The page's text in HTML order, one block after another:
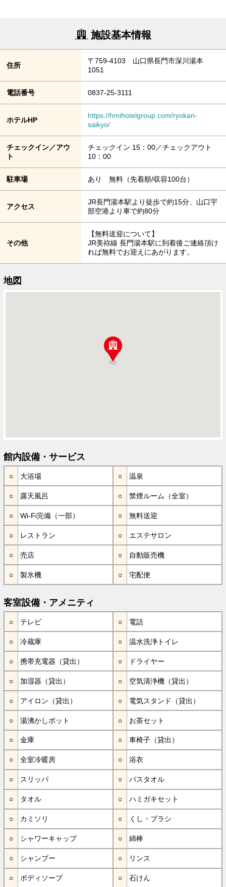
施設基本情報
住所
〒759-4103 山口県長門市深川湯本
1051
電話番号 0837-25-3111
ホテルHP
https://hmihotelgroup.com/ryokan-
saikyo/
チェックイン／アウ
ト
チェックイン 15：00／チェックアウト
10：00
駐車場 あり 無料（先着順/収容100台）
アクセス
JR長門湯本駅より徒歩で約15分、山口宇
部空港より車で約80分
その他
【無料送迎について】
JR美祢線 長門湯本駅に到着後ご連絡頂け
れば無料でお迎えにあがります。
地図
館内設備・サービス
大浴場 温泉
露天風呂 禁煙ルーム（全室）
Wi-Fi完備（一部） 無料送迎
レストラン エステサロン
売店 自動販売機
製氷機 宅配便
客室設備・アメニティ
テレビ 電話
冷蔵庫 温水洗浄トイレ
携帯充電器（貸出） ドライヤー
加湿器（貸出） 空気清浄機（貸出）
アイロン（貸出） 電気スタンド（貸出）
湯沸かしポット お茶セット
金庫 車椅子（貸出）
全室冷暖房 浴衣
スリッパ バスタオル
タオル ハミガキセット
カミソリ くし・ブラシ
シャワーキャップ 綿棒
シャンプー リンス
ボディソープ 石けん